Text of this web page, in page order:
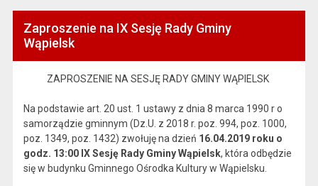
Zaproszenie na IX Sesję Rady Gminy
Wąpielsk
ZAPROSZENIE NA SESJĘ RADY GMINY WĄPIELSK
Na podstawie art. 20 ust. 1 ustawy z dnia 8 marca 1990 r o
samorządzie gminnym (Dz.U. z 2018 r. poz. 994, poz. 1000,
poz. 1349, poz. 1432) zwołuję na dzień 16.04.2019 roku o
godz. 13:00 IX Sesję Rady Gminy Wąpielsk, która odbędzie
się w budynku Gminnego Ośrodka Kultury w Wąpielsku.